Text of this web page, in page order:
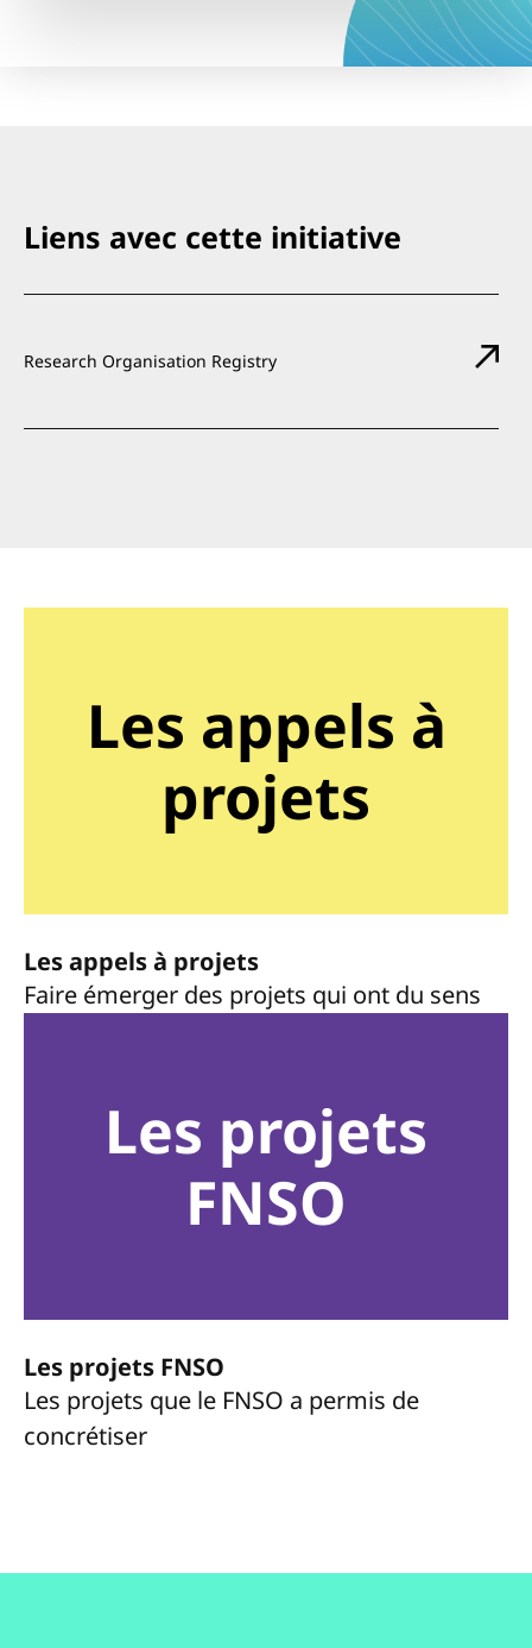
Liens avec cette initiative
Research Organisation Registry
Les appels à
projets
Les appels à projets
Faire émerger des projets qui ont du sens
Les projets
FNSO
Les projets FNSO
Les projets que le FNSO a permis de
concrétiser